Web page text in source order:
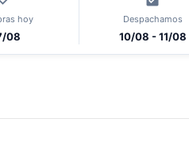
hoy
08
Despachamos
10/08 - 11/08